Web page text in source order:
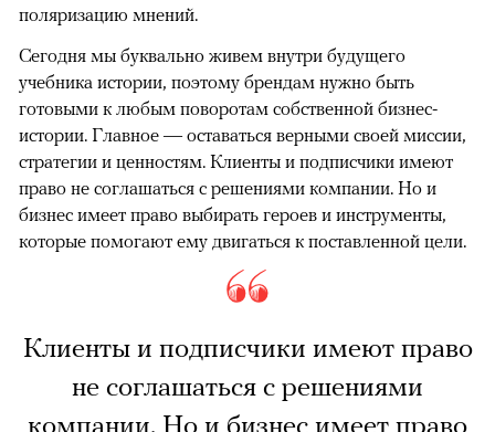
поляризацию мнений.
Сегодня мы буквально живем внутри будущего
учебника истории, поэтому брендам нужно быть
готовыми к любым поворотам собственной бизнес-
истории. Главное — оставаться верными своей миссии,
стратегии и ценностям. Клиенты и подписчики имеют
право не соглашаться с решениями компании. Но и
бизнес имеет право выбирать героев и инструменты,
которые помогают ему двигаться к поставленной цели.
Клиенты и подписчики имеют право
не соглашаться с решениями